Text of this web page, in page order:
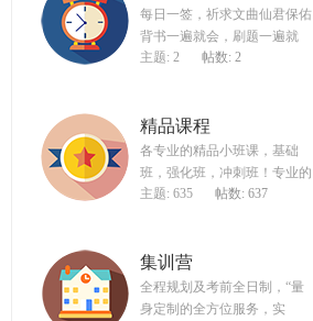
每日一签，祈求文曲仙君保佑
背书一遍就会，刷题一遍就
主题: 2
帖数: 2
精品课程
各专业的精品小班课，基础
班，强化班，冲刺班！专业的
主题: 635
帖数: 637
集训营
全程规划及考前全日制，“量
身定制的全方位服务，实